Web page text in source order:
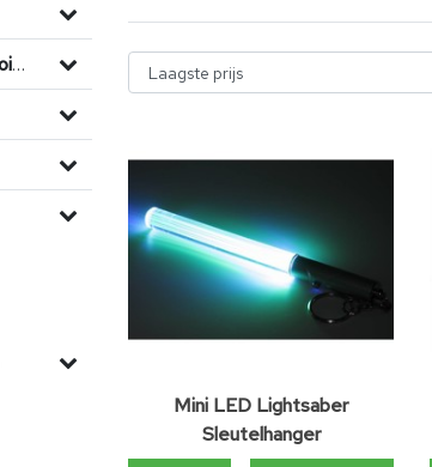
Smartphone en tablet accessoires
Mini LED Lightsaber
Sleutelhanger